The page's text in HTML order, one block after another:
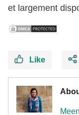
et largement
Like